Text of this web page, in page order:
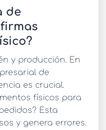
de
y producción. En
de
es crucial.
físicos para
? Esta
y genera errores.